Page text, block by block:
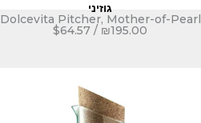
גוזיני
Dolcevita Pitcher, Mother-of-Pearl
₪195.00
/
$64.57